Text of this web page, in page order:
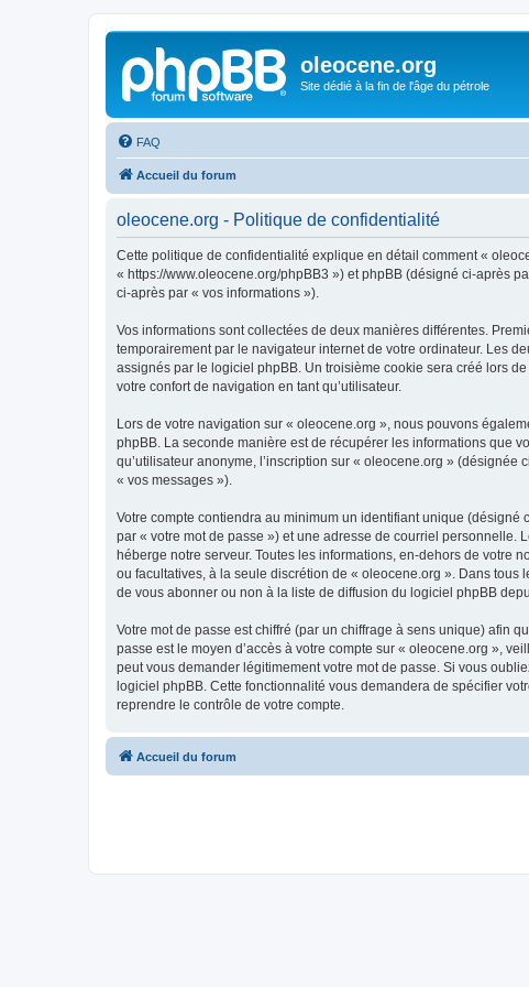
oleocene.org
Site dédié à la fin de l'âge du pétrole
FAQ
Accueil du forum
oleocene.org - Politique de confidentialité
Cette politique de confidentialité explique en détail comment «
« https://www.oleocene.org/phpBB3 ») et phpBB (désigné ci-après
ci-après par « vos informations »).
Vos informations sont collectées de deux manières différentes.
temporairement par le navigateur internet de votre ordinateur. Les
assignés par le logiciel phpBB. Un troisième cookie sera créé lors
votre confort de navigation en tant qu’utilisateur.
Lors de votre navigation sur « oleocene.org », nous pouvons
phpBB. La seconde manière est de récupérer les informations que
qu’utilisateur anonyme, l’inscription sur « oleocene.org »
« vos messages »).
Votre compte contiendra au minimum un identifiant unique
par « votre mot de passe ») et une adresse de courriel
héberge notre serveur. Toutes les informations, en-dehors de votre
ou facultatives, à la seule discrétion de « oleocene.org ». Dans
de vous abonner ou non à la liste de diffusion du logiciel phpBB
Votre mot de passe est chiffré (par un chiffrage à sens unique) afin
passe est le moyen d’accès à votre compte sur « oleocene.org »,
peut vous demander légitimement votre mot de passe. Si vous
logiciel phpBB. Cette fonctionnalité vous demandera de spécifier
reprendre le contrôle de votre compte.
Accueil du forum